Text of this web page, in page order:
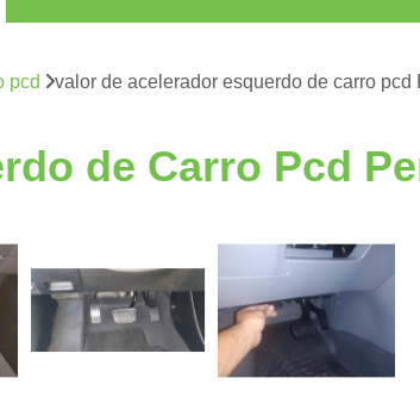
Acelerador e Freio Manual Solo
Acelerador a Esquerda
Acelerador a
Acelerador Esquerdo para Auto Escola
Acelerador Esquerdo Pcd
Acelerador Lado Esquerdo Adaptação
Acelerador Pedal Lado
pcd valor de acelerador esquerdo de carro pcd
de Carro Pcd